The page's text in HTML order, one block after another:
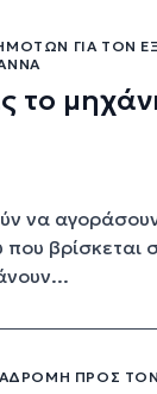
ΓΙΑ ΤΟΝ
το
να
βρίσκεται
ΠΡΟΣ